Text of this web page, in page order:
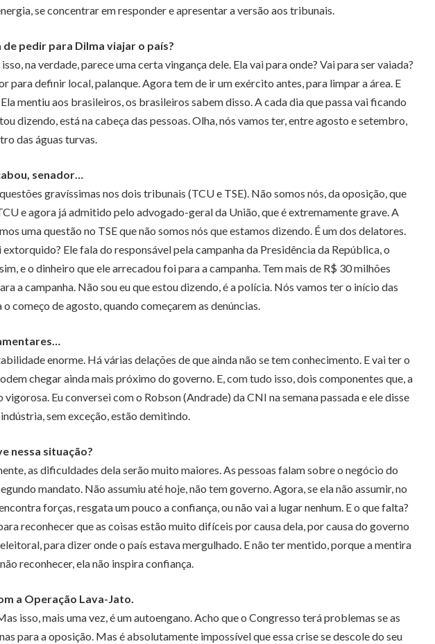
se concentrar em responder e apresentar a versão aos tribunais.
pedir para Dilma viajar o país?
na verdade, parece uma certa vingança dele. Ela vai para onde? Vai para ser vaiada?
definir local, palanque. Agora tem de ir um exército antes, para limpar a área. E
mentiu aos brasileiros, os brasileiros sabem disso. A cada dia que passa vai ficando
dizendo, está na cabeça das pessoas. Olha, nós vamos ter, entre agosto e setembro,
das águas turvas.
senador…
gravíssimas nos dois tribunais (TCU e TSE). Não somos nós, da oposição, que
e agora já admitido pelo advogado-geral da União, que é extremamente grave. A
uma questão no TSE que não somos nós que estamos dizendo. É um dos delatores.
Ele fala do responsável pela campanha da Presidência da República, o
e o dinheiro que ele arrecadou foi para a campanha. Tem mais de R$ 30 milhões
a campanha. Não sou eu que estou dizendo, é a polícia. Nós vamos ter o início das
começo de agosto, quando começarem as denúncias.
enorme. Há várias delações de que ainda não se tem conhecimento. E vai ter o
chegar ainda mais próximo do governo. E, com tudo isso, dois componentes que, a
Eu conversei com o Robson (Andrade) da CNI na semana passada e ele disse
sem exceção, estão demitindo.
nessa situação?
as dificuldades dela serão muito maiores. As pessoas falam sobre o negócio do
mandato. Não assumiu até hoje, não tem governo. Agora, se ela não assumir, no
forças, resgata um pouco a confiança, ou não vai a lugar nenhum. E o que falta?
reconhecer que as coisas estão muito difíceis por causa dela, por causa do governo
para dizer onde o país estava mergulhado. E não ter mentido, porque a mentira
reconhecer, ela não inspira confiança.
a Operação Lava-Jato.
isso, mais uma vez, é um autoengano. Acho que o Congresso terá problemas se as
para a oposição. Mas é absolutamente impossível que essa crise se descole do seu